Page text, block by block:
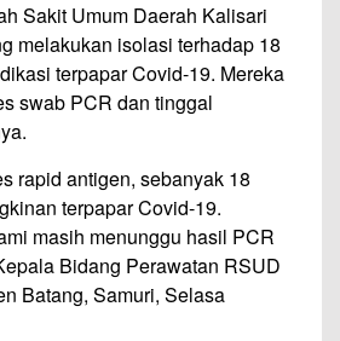
Sakit Umum Daerah Kalisari
melakukan isolasi terhadap 18
terpapar Covid-19. Mereka
swab PCR dan tinggal
rapid antigen, sebanyak 18
terpapar Covid-19.
masih menunggu hasil PCR
Bidang Perawatan RSUD
Batang, Samuri, Selasa